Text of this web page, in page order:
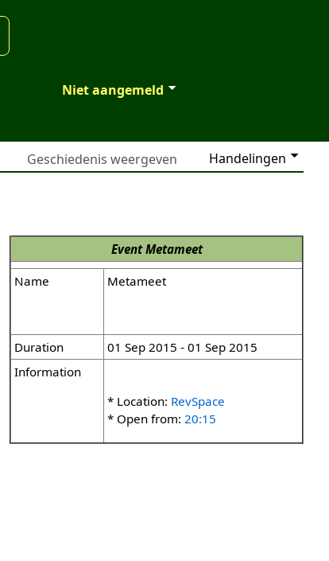
Niet aangemeld
Handelingen
Geschiedenis weergeven
EventMetameet
Name
Metameet
Duration
01 Sep 2015 - 01 Sep 2015
Information
* Location: RevSpace
* Open from: 20:15